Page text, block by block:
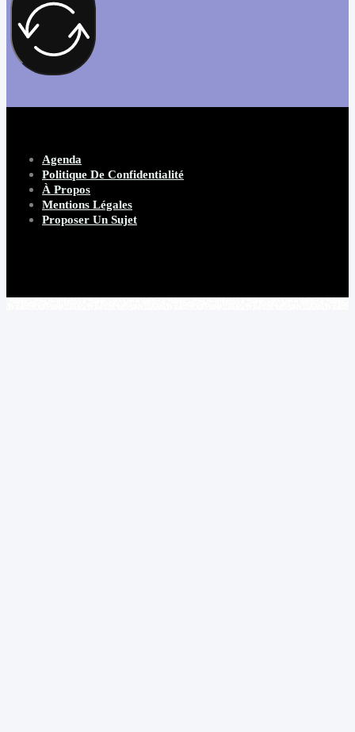
Agenda
Politique De Confidentialité
À Propos
Mentions Légales
Proposer Un Sujet